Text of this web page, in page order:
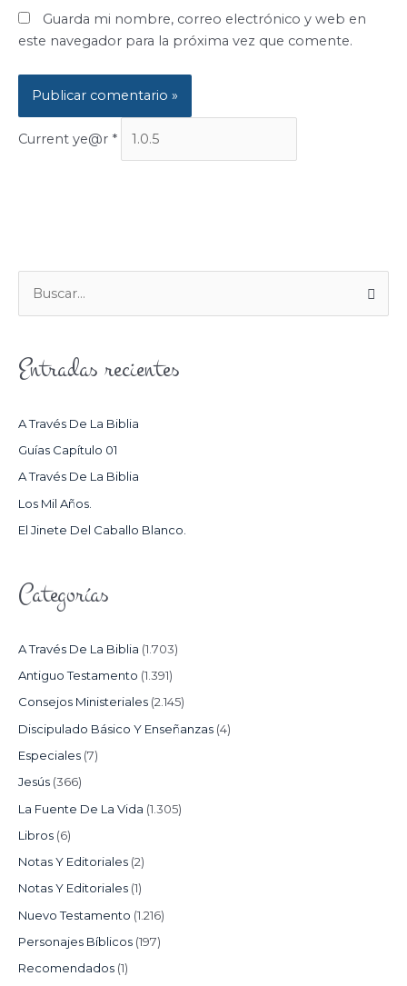
Guarda mi nombre, correo electrónico y web en
este navegador para la próxima vez que comente.
Current ye@r *
U
C
:
Entradas recientes
A Través De La Biblia
Guías Capítulo 01
A Través De La Biblia
Los Mil Años.
El Jinete Del Caballo Blanco.
Categorías
A Través De La Biblia (1.703)
Antiguo Testamento (1.391)
Consejos Ministeriales (2.145)
Discipulado Básico Y Enseñanzas (4)
Especiales (7)
Jesús (366)
La Fuente De La Vida (1.305)
Libros (6)
Notas Y Editoriales (2)
Notas Y Editoriales (1)
Nuevo Testamento (1.216)
Personajes Bíblicos (197)
Recomendados (1)